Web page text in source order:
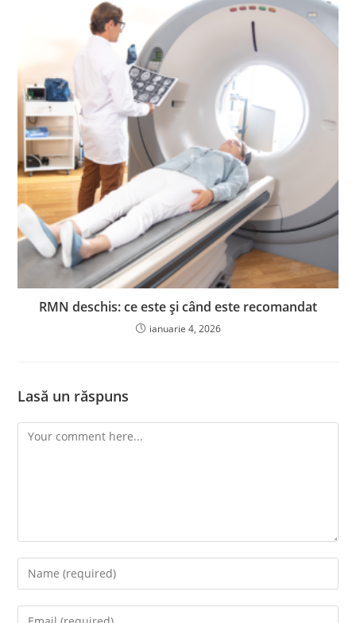
RMN deschis: ce este și când este recomandat
ianuarie 4, 2026
Lasă un răspuns
Comment
Enter
your
name
Enter